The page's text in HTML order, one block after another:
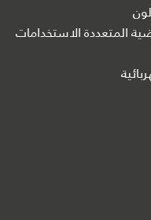
المتعددة الاستخدامات